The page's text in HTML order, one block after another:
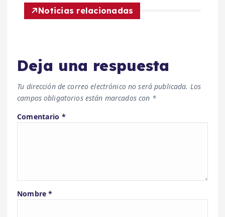
Noticias relacionadas
Deja una respuesta
Tu dirección de correo electrónico no será publicada. Los
campos obligatorios están marcados con *
Comentario *
Nombre*